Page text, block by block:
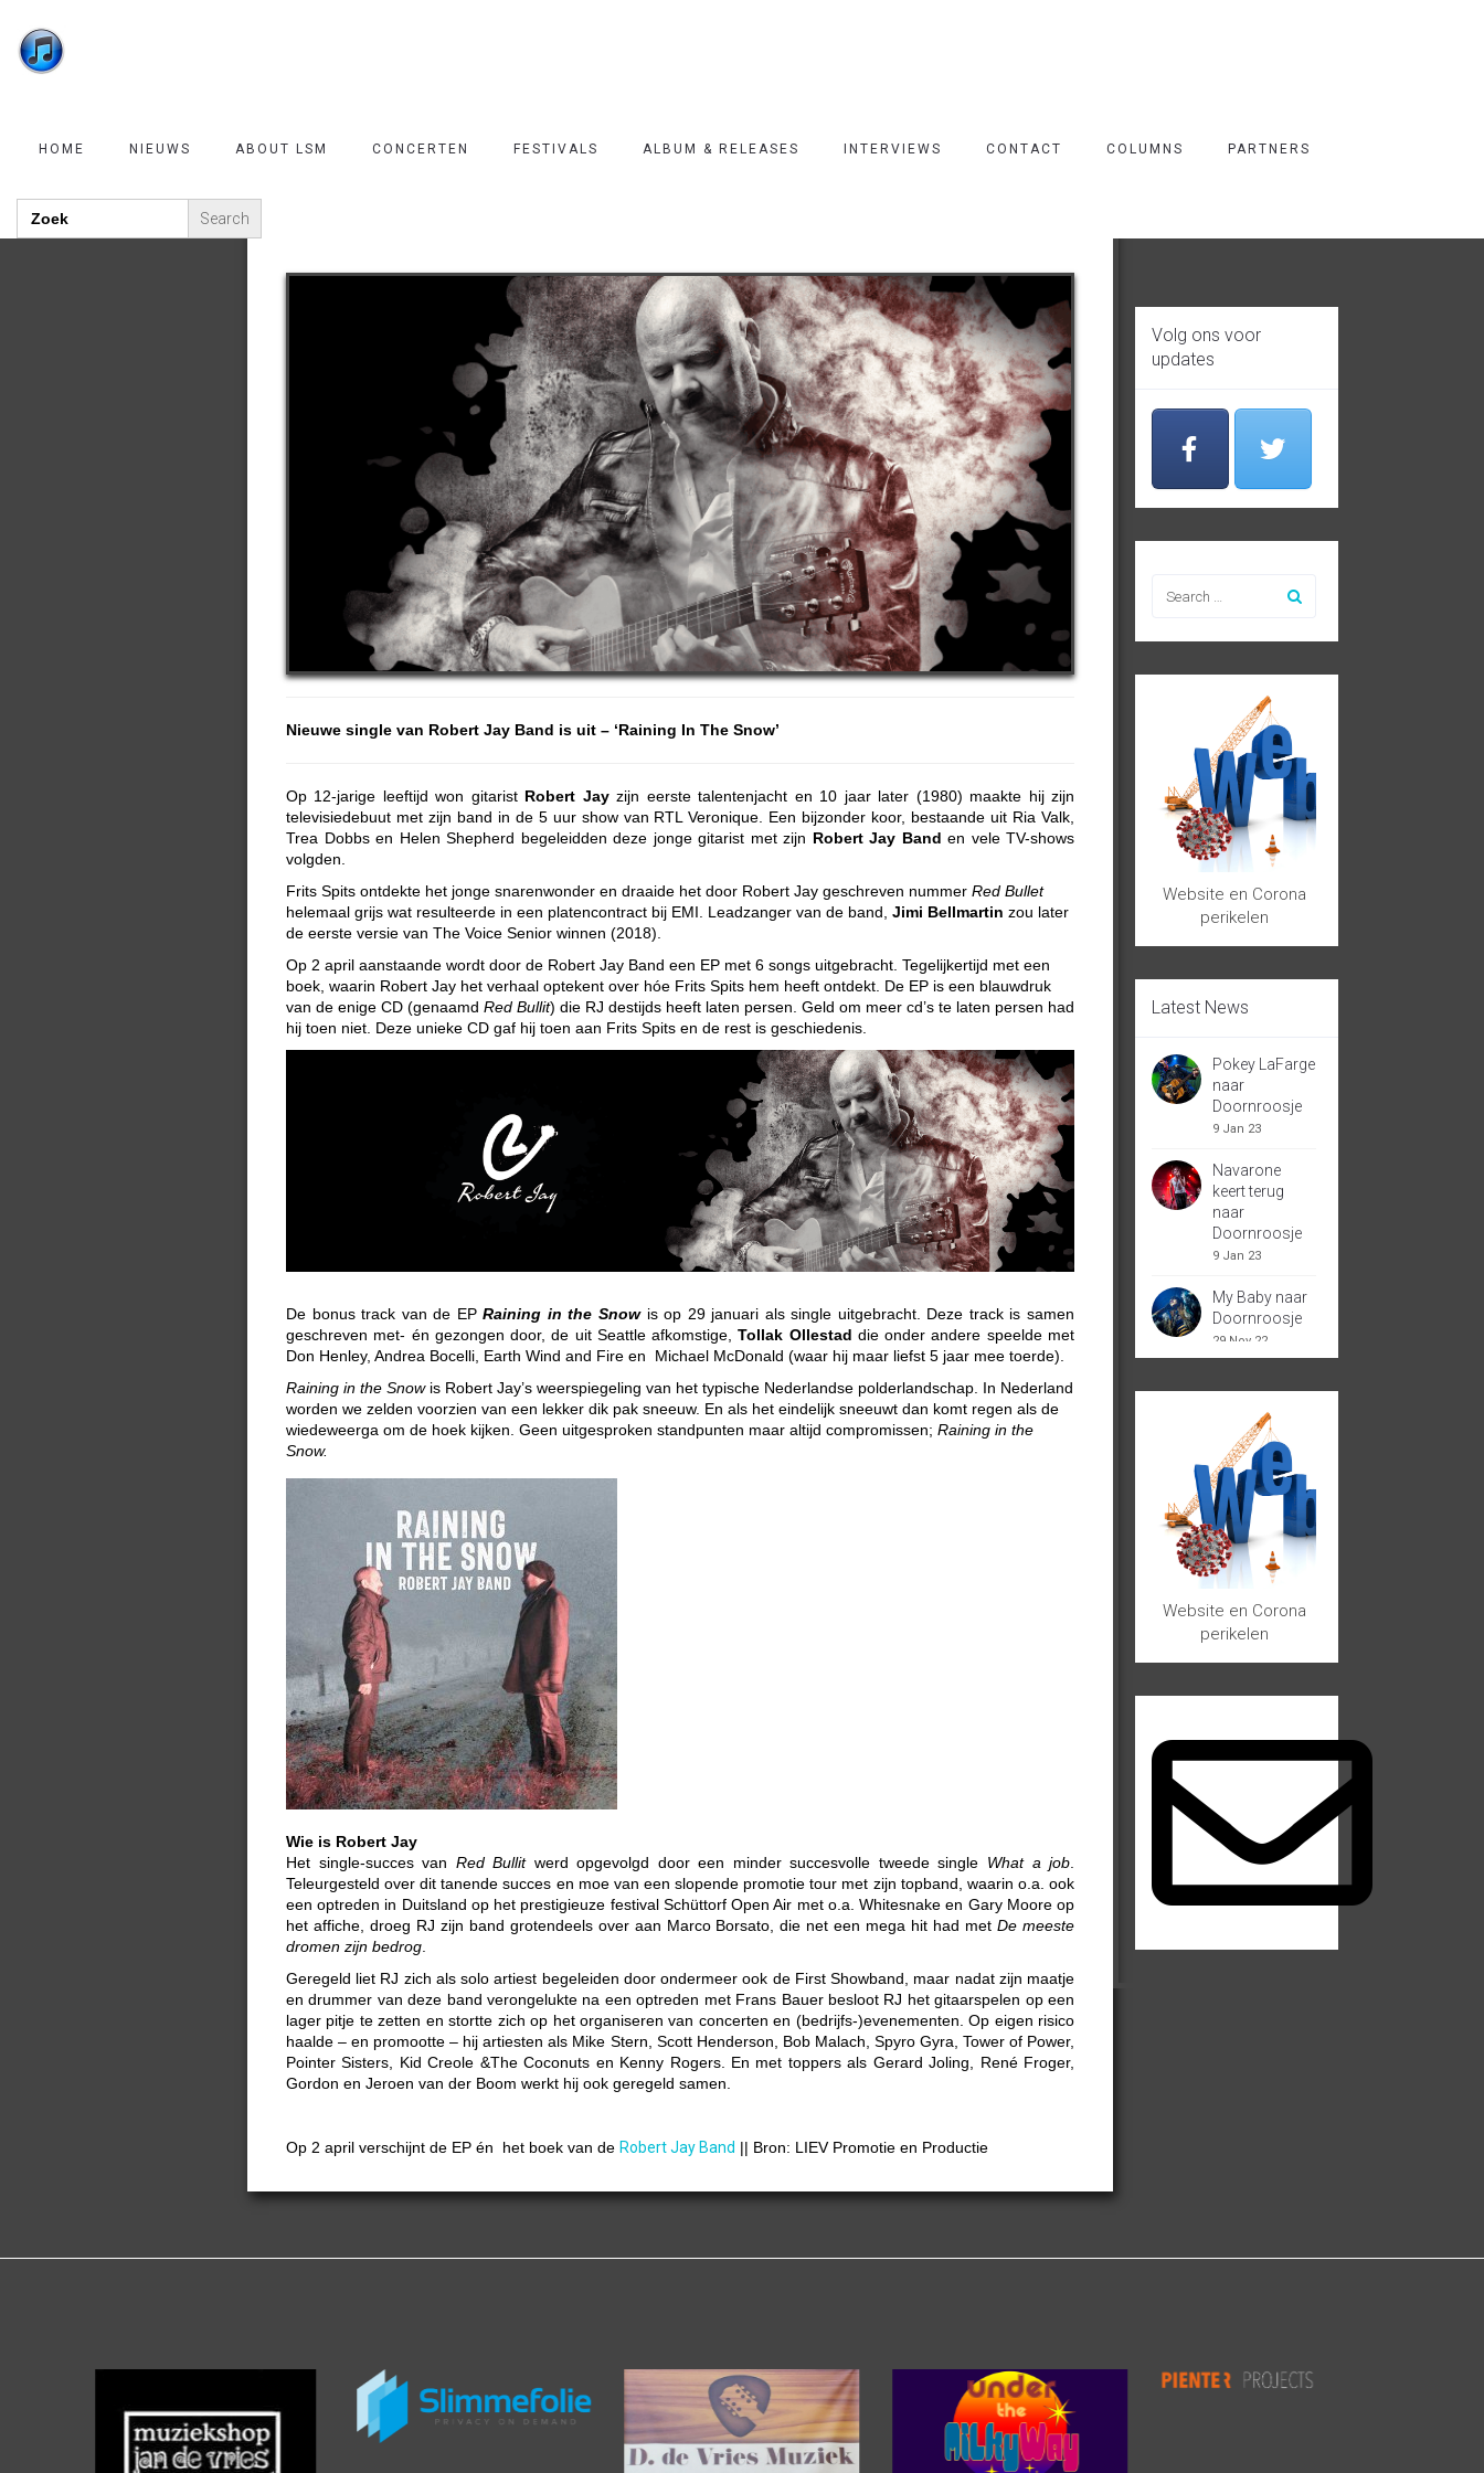
HOME NIEUWS ABOUT LSM CONCERTEN FESTIVALS ALBUM & RELEASES INTERVIEWS CONTACT COLUMNS PARTNERS
Search
for:
Nieuwe single van Robert Jay Band is uit – ‘Raining In The Snow’
Op 12-jarige leeftijd won gitarist Robert Jayzijn eerste talentenjacht en 10 jaar later (1980) maakte hij zijn
televisiedebuut met zijn band in de 5 uur show van RTL Veronique. Een bijzonder koor, bestaande uit Ria Valk,
Trea Dobbs en Helen Shepherd begeleidden deze jonge gitarist met zijn Robert Jay Band en vele TV-shows
volgden.
Frits Spits ontdekte het jonge snarenwonder en draaide het door Robert Jay geschreven nummer Red Bullet
helemaal grijs wat resulteerde in een platencontract bij EMI. Leadzanger van de band, Jimi Bellmartin zou later
de eerste versie van The Voice Senior winnen (2018).
Op 2 april aanstaande wordt door de Robert Jay Band een EP met 6 songs uitgebracht. Tegelijkertijd met een
boek, waarin Robert Jay het verhaal optekent over hóe Frits Spits hem heeft ontdekt. De EP is een blauwdruk
van de enige CD (genaamd Red Bullit) die RJ destijds heeft laten persen. Geld om meer cd’s te laten persen had
hij toen niet. Deze unieke CD gaf hij toen aan Frits Spits en de rest is geschiedenis.
De bonus track van de EPRaining in the Snowis op 29 januari als single uitgebracht. Deze track is samen
geschreven met- én gezongen door, de uit Seattle afkomstige,Tollak Ollestad die onder andere speelde met
Don Henley, Andrea Bocelli, Earth Wind and Fire en Michael McDonald (waar hij maar liefst 5 jaar mee toerde).
Raining in the Snowis Robert Jay’s weerspiegeling van het typische Nederlandse polderlandschap. In Nederland
worden we zelden voorzien van een lekker dik pak sneeuw. En als het eindelijk sneeuwt dan komt regen als de
wiedeweerga om de hoek kijken. Geen uitgesproken standpunten maar altijd compromissen; Raining in the
Snow.
Wie is Robert Jay
Het single-succes van Red Bullitwerd opgevolgd door een minder succesvolle tweedesingle What a job
Teleurgesteld over dit tanende succes en moe van een slopende promotie tour met zijn topband, waarin o.a. ook
een optreden in Duitsland op het prestigieuze festival Schüttorf Open Air met o.a. Whitesnake en Gary Moore op
het affiche, droeg RJ zijn band grotendeels over aan Marco Borsato, die net een mega hit had metDe meeste
dromen zijn bedrog
Geregeld liet RJ zich als solo artiest begeleiden door ondermeer ook de First Showband, maar nadat zijn maatje
en drummer van deze band verongelukte na een optreden met Frans Bauer besloot RJ het gitaarspelen op een
lager pitje te zetten en stortte zich op het organiseren van concerten en (bedrijfs-)evenementen.Op eigen risico
haalde – en promootte – hij artiesten als Mike Stern, Scott Henderson, Bob Malach, Spyro Gyra, Tower of Power,
Pointer Sisters, Kid Creole &The Coconuts en Kenny Rogers. En met toppers als Gerard Joling, René Froger,
Gordon en Jeroen van der Boom werkt hij ook geregeld samen.
Op 2 april verschijnt de EP én het boek van de Robert Jay Band || Bron: LIEV Promotie en Productie
Volg ons voor
updates
Website en Corona
perikelen
Latest News
Pokey LaFarge
naar
Doornroosje
9 Jan 23
Navarone
keert terug
naar
Doornroosje
9 Jan 23
My Baby naar
Doornroosje
29 Nov 22
Website en Corona
perikelen